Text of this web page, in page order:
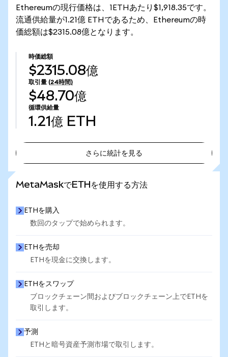
Ethereumの現行価格は、1ETHあたり$1,918.35です。
流通供給量が1.21億 ETHであるため、Ethereumの時
価総額は$2315.08億となります。
時価総額
$2315.08億
取引量 (24時間)
$48.70億
循環供給量
1.21億 ETH
さらに統計を見る
MetaMaskでETHを使用する方法
ETHを購入
数回のタップで始められます。
ETHを売却
ETHを現金に交換します。
ETHをスワップ
ブロックチェーン間およびブロックチェーン上でETHを
取引します。
予測
ETHと暗号資産予測市場で取引します。